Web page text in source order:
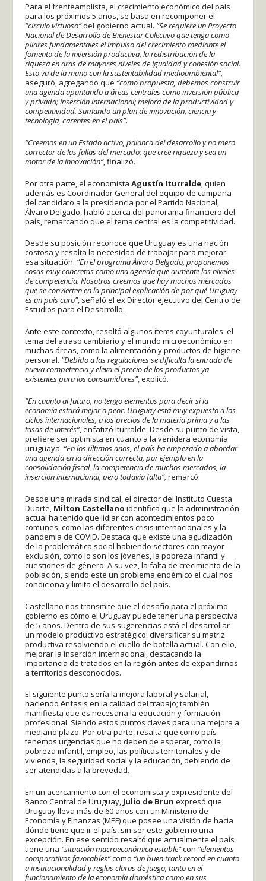
Para el frenteamplista, el crecimiento económico del país
para los próximos 5 años, se basa en recomponer el
“círculo virtuoso”del gobierno actual. “Se requiere un Proyecto
Nacional de Desarrollo de Bienestar Colectivo que tenga como
pilares fundamentales el impulso del crecimiento mediante el
fomento de la inversión productiva, la redistribución de la
riqueza en aras de mayores niveles de igualdad y cohesión social.
Esto va de la mano con la sustentabilidad medioambiental”,
aseguró, agregando que “como propuesta, debemos construir
una agenda apuntando a áreas centrales como inversión pública
y privada; inserción internacional; mejora de la productividad y
competitividad. Sumando un plan de innovación, ciencia y
tecnología, carentes en el país”.
“Creemos en un Estado activo, palanca del desarrollo y no mero
corrector de las fallas del mercado; que cree riqueza y sea un
motor de la innovación”, finalizó.
Por otra parte, el economista Agustín Iturralde , quien
además es Coordinador General del equipo de campaña
del candidato a la presidencia por el Partido Nacional,
Álvaro Delgado, habló acerca del panorama financiero del
país, remarcando que el tema central es la competitividad.
Desde su posición reconoce que Uruguay es una nación
costosa y resalta la necesidad de trabajar para mejorar
esa situación. “En el programa Álvaro Delgado, proponemos
cosas muy concretas como una agenda que aumente los niveles
de competencia. Nosotros creemos que hay muchos mercados
que se convierten en la principal explicación de por qué Uruguay
es un país caro”, señaló el ex Director ejecutivo del Centro de
Estudios para el Desarrollo.
Ante este contexto, resaltó algunos ítems coyunturales: el
tema del atraso cambiario y el mundo microeconómico en
muchas áreas, como la alimentación y productos de higiene
personal. “Debido a las regulaciones se dificulta la entrada de
nueva competencia y eleva el precio de los productos ya
existentes para los consumidores”, explicó.
“En cuanto al futuro, no tengo elementos para decir si la
economía estará mejor o peor. Uruguay está muy expuesto a los
ciclos internacionales, a los precios de la materia prima y a las
tasas de interés”, enfatizó Iturralde. Desde su punto de vista,
prefiere ser optimista en cuanto a la venidera economía
uruguaya: “En los últimos años, el país ha empezado a abordar
una agenda en la dirección correcta, por ejemplo en la
consolidación fiscal, la competencia de muchos mercados, la
inserción internacional, pero todavía falta”, remarcó.
Desde una mirada sindical, el director del Instituto Cuesta
Duarte, Milton Castellanoidentifica que la administración
actual ha tenido que lidiar con acontecimientos poco
comunes, como las diferentes crisis internacionales y la
pandemia de COVID. Destaca que existe una agudización
de la problemática social habiendo sectores con mayor
exclusión, como lo son los jóvenes, la pobreza infantil y
cuestiones de género. A su vez, la falta de crecimiento de la
población, siendo este un problema endémico el cual nos
condiciona y limita el desarrollo del país.
Castellano nos transmite que el desafío para el próximo
gobierno es cómo el Uruguay puede tener una perspectiva
de 5 años. Dentro de sus sugerencias está el desarrollar
un modelo productivo estratégico: diversificar su matriz
productiva resolviendo el cuello de botella actual. Con ello,
mejorar la inserción internacional, destacando la
importancia de tratados en la región antes de expandirnos
a territorios desconocidos.
El siguiente punto sería la mejora laboral y salarial,
haciendo énfasis en la calidad del trabajo; también
manifiesta que es necesaria la educación y formación
profesional. Siendo estos puntos claves para una mejora a
mediano plazo. Por otra parte, resalta que como país
tenemos urgencias que no deben de esperar, como la
pobreza infantil, empleo, las políticas territoriales y de
vivienda, la seguridad social y la educación, debiendo de
ser atendidas a la brevedad.
En un acercamiento con el economista y expresidente del
Banco Central de Uruguay, Julio de Brunexpresó que
Uruguay lleva más de 60 años con un Ministerio de
Economía y Finanzas (MEF) que posee una visión de hacia
dónde tiene que ir el país, sin ser este gobierno una
excepción. En ese sentido resaltó que actualmente el país
tiene una “situación macroeconómica estable”con “elementos
comparativos favorables”como “un buen track record en cuanto
a institucionalidad y reglas claras de juego, tanto en el
funcionamiento de la economía doméstica como en sus